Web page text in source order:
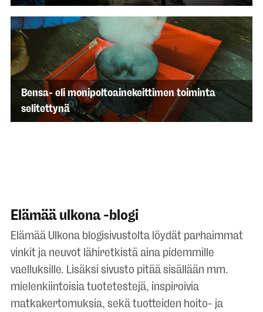
Bensa- eli monipoltoainekeittimen toiminta
selitettynä
Elämää ulkona -blogi
Elämää Ulkona blogisivustolta löydät parhaimmat
vinkit ja neuvot lähiretkistä aina pidemmille
vaelluksille. Lisäksi sivusto pitää sisällään mm.
mielenkiintoisia tuotetestejä, inspiroivia
matkakertomuksia, sekä tuotteiden hoito- ja